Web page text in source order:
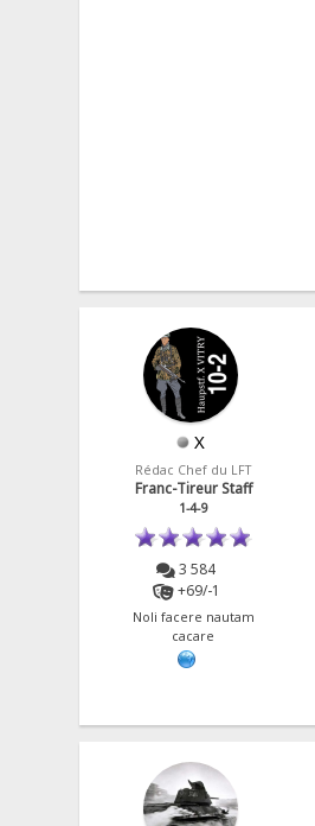
X
Rédac Chef du LFT
Franc-Tireur Staff
1-4-9
3 584
+69/-1
Noli facere nautam
cacare